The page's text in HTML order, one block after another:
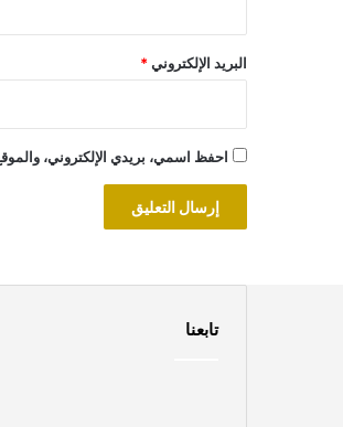
البريد الإلكتروني*
احفظ اسمي، بريدي الإلكتروني،
تابعنا